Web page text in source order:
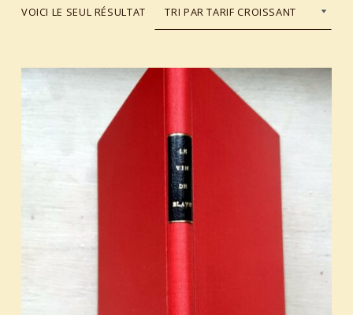
VOICI LE SEUL RÉSULTAT
List of products